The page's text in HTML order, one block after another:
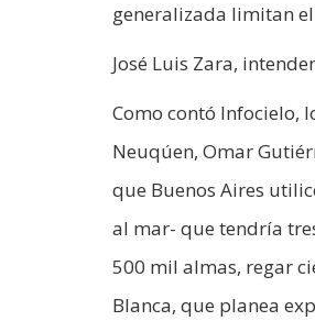
generalizada limitan
José Luis Zara,
Como contó Infocielo,
Neuqúen, Omar
que Buenos Aires
al mar- que tendría
500 mil almas, regar
Blanca, que planea